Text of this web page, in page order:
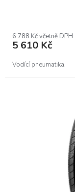
6 788 Kč včetně DPH
5 610 Kč
Vodící pneumatika.